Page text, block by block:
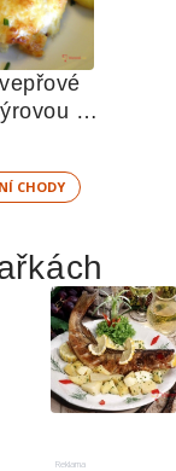
CHODY
Reklama